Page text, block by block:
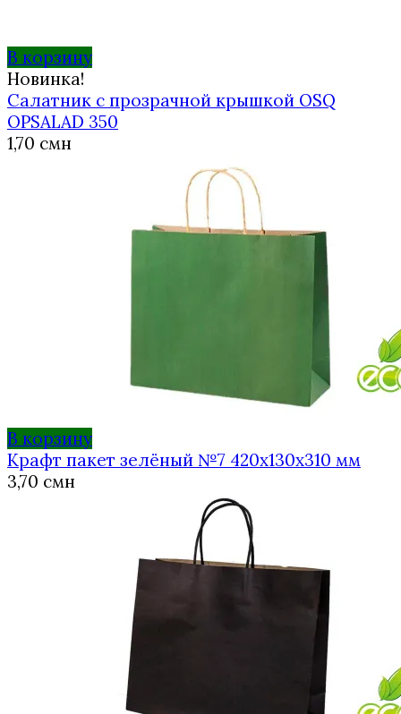
В корзину
Новинка!
Салатник с прозрачной крышкой OSQ
OPSALAD 350
1,70 смн
В корзину
Крафт пакет зелёный №7 420х130х310 мм
3,70 смн